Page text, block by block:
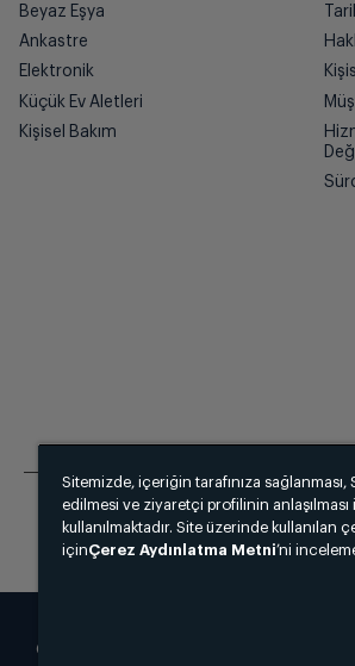
Beyaz Eşya
Ankastre
Elektronik
Küçük Ev Aletleri
Kişisel Bakım
© 2025 grundig.com.tr
Sitemizde, içeriğin tarafınıza sağlanması,
edilmesi ve ziyaretçi profilinin
kullanılmaktadır. Site üzerinde kullanılan
içinÇerez Aydınlatma Metni’ni